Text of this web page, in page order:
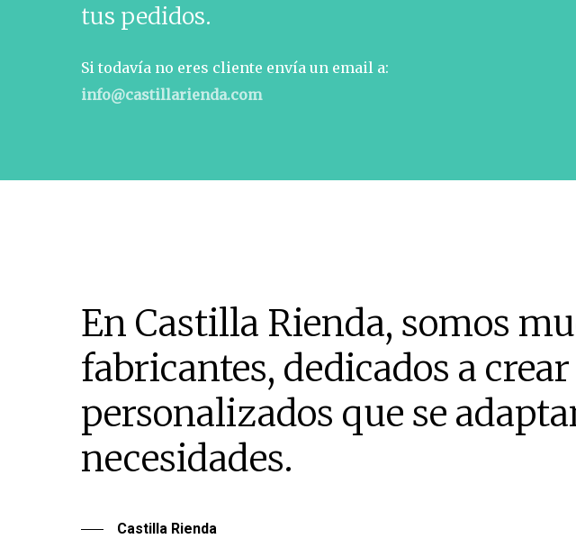
tus pedidos.
Si todavía no eres cliente envía un email a:
info@castillarienda.com
En Castilla Rienda, somos
fabricantes, dedicados a
personalizados que se
necesidades.
Castilla Rienda